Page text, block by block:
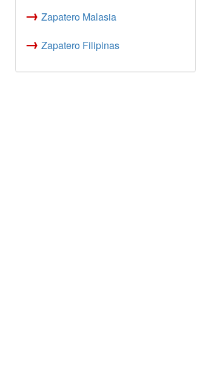
→ Zapatero Malasia
→ Zapatero Filipinas